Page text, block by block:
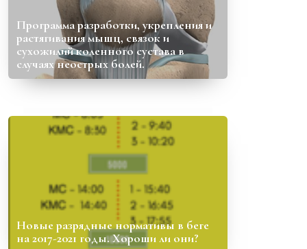
Программа разработки, укрепления и
растягивания мышц, связок и
сухожилий коленного сустава в
случаях неострых болей.
Новые разрядные нормативы в беге
на 2017-2021 годы. Хороши ли они?